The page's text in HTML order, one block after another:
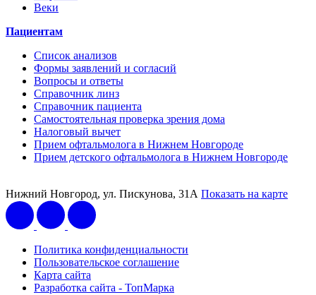
Веки
Пациентам
Список анализов
Формы заявлений и согласий
Вопросы и ответы
Справочник линз
Справочник пациента
Самостоятельная проверка зрения дома
Налоговый вычет
Прием офтальмолога в Нижнем Новгороде
Прием детского офтальмолога в Нижнем Новгороде
Нижний Новгород, ул. Пискунова, 31А Показать на карте
Политика конфиденциальности
Пользовательское соглашение
Карта сайта
Разработка сайта - ТопМарка